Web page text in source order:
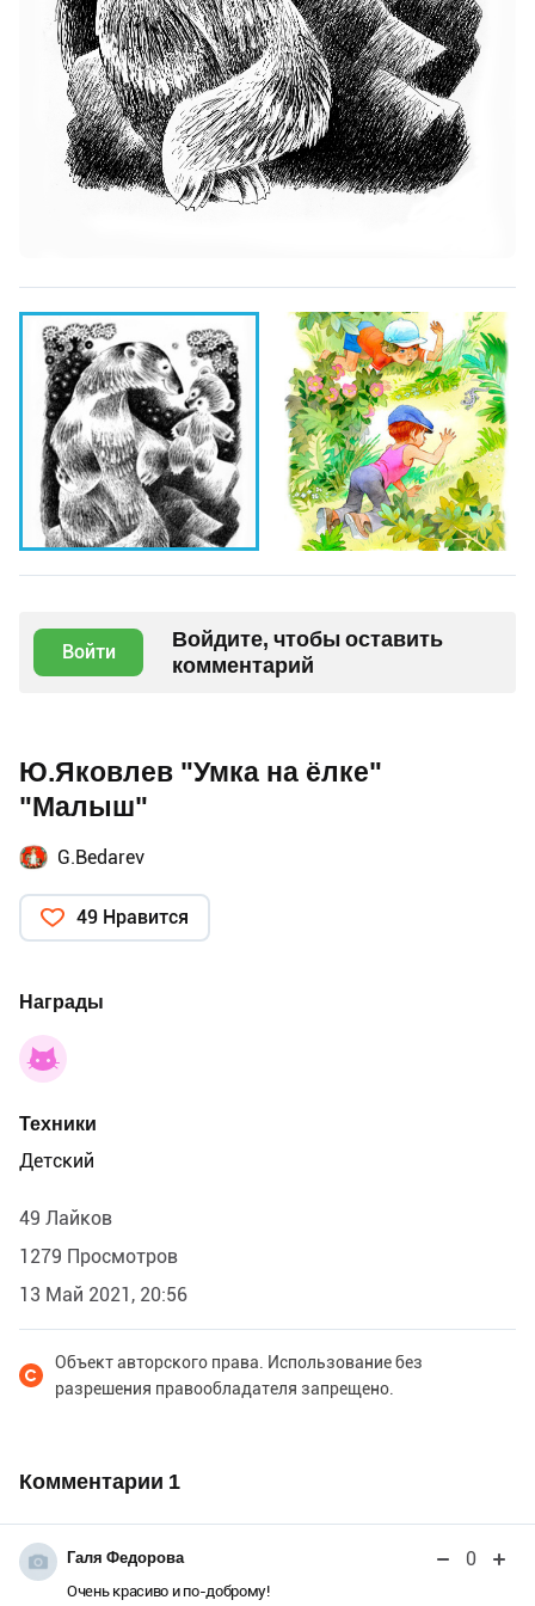
Войти
Войдите, чтобы оставить
комментарий
Ю.Яковлев "Умка на ёлке"
"Малыш"
G.Bedarev
49 Нравится
Награды
Техники
Детский
49 Лайков
1279 Просмотров
13 Май 2021, 20:56
Объект авторского права. Использование без
разрешения правообладателя запрещено.
Комментарии 1
Галя Федорова 0
Очень красиво и по-доброму!